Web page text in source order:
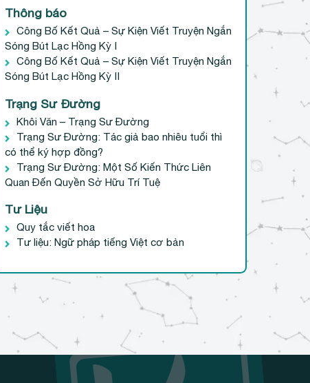
Thông báo
Công Bố Kết Quả – Sự Kiện Viết Truyện Ngắn
Sóng Bút Lạc Hồng Kỳ I
Công Bố Kết Quả – Sự Kiện Viết Truyện Ngắn
Sóng Bút Lạc Hồng Kỳ II
Trạng Sư Đường
Khôi Văn – Trạng Sư Đường
Trạng Sư Đường: Tác giả bao nhiêu tuổi thì
có thể ký hợp đồng?
Trạng Sư Đường: Một Số Kiến Thức Liên
Quan Đến Quyền Sở Hữu Trí Tuệ
Tư Liệu
Quy tắc viết hoa
Tư liệu: Ngữ pháp tiếng Việt cơ bản